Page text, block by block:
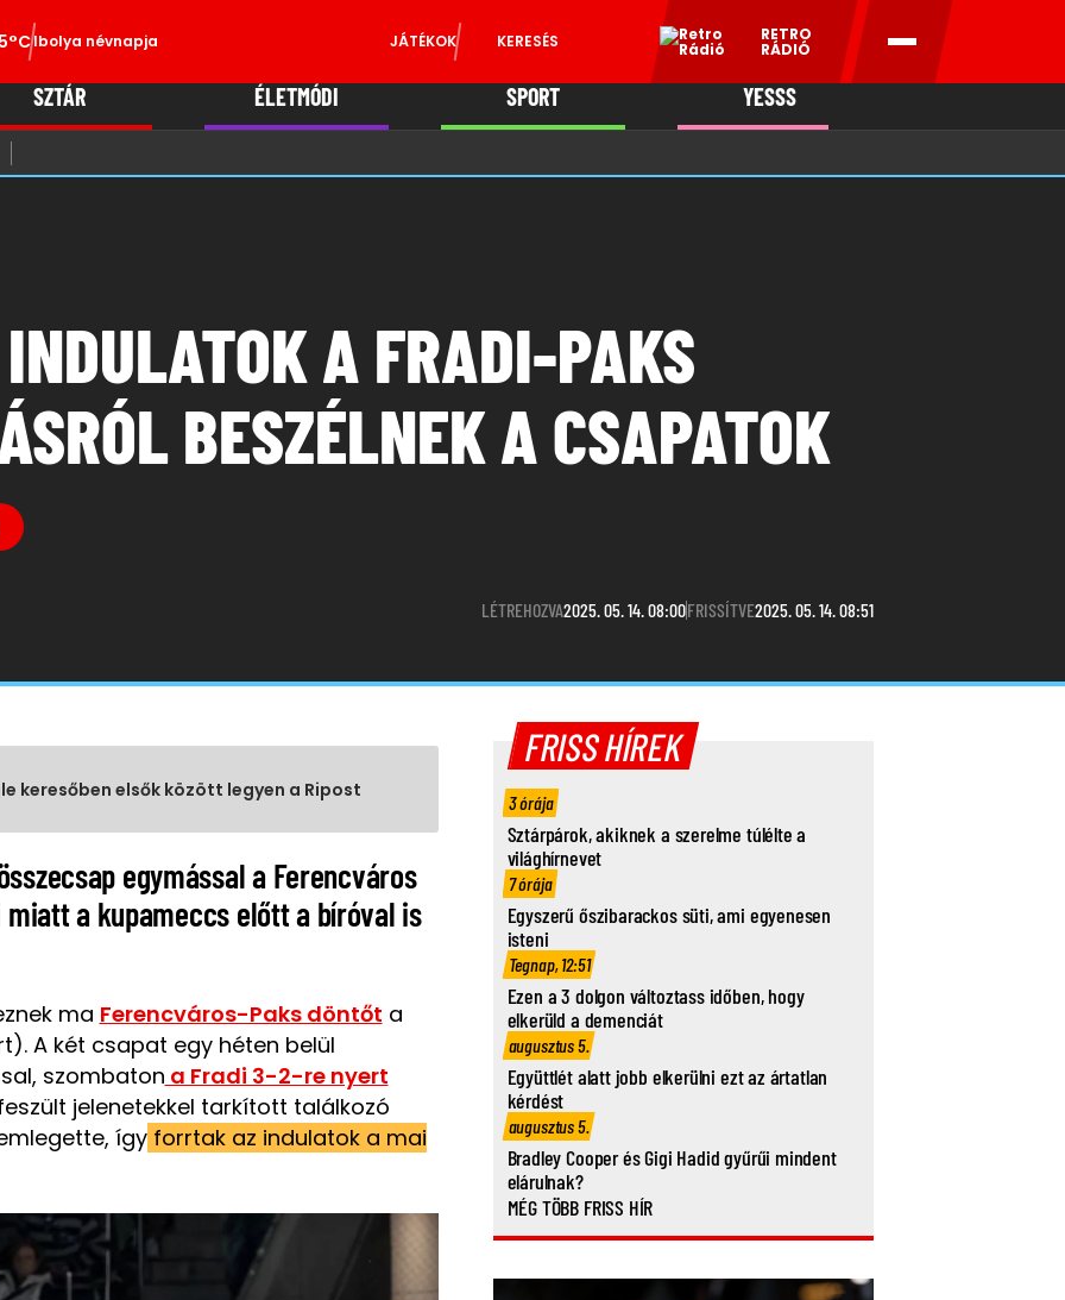
Ibolya névnapja JÁTÉKOK KERESÉS RETRO
RÁDIÓ
SZTÁR ÉLETMÓDI SPORT YESSS
A FRADI-PAKS
BESZÉLNEK A CSAPATOK
LÉTREHOZVA2025. 05. 14. 08:00FRISSÍTVE2025. 05. 14. 08:51
keresőben elsők között legyen a Ripost
egymással a Ferencváros
miatt a kupameccs előtt a bíróval is
ma Ferencváros-Paks döntőt a
A két csapat egy héten belül
szombaton a Fradi 3-2-re nyert
jelenetekkel tarkított találkozó
ígyforrtak az indulatok a mai
FRISS HÍREK
3 órája
Sztárpárok, akiknek a szerelme túlélte a
világhírnevet
7 órája
Egyszerű őszibarackos süti, ami egyenesen
isteni
Tegnap, 12:51
Ezen a 3 dolgon változtass időben, hogy
elkerüld a demenciát
augusztus 5.
Együttlét alatt jobb elkerülni ezt az ártatlan
kérdést
augusztus 5.
Bradley Cooper és Gigi Hadid gyűrűi mindent
elárulnak?
MÉG TÖBB FRISS HÍR